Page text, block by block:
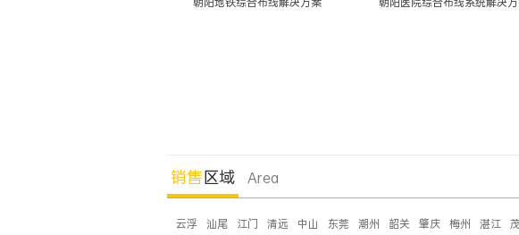
销售区域 Area
云浮 汕尾 江门 清远 中山 东莞 潮州 韶关 肇庆 梅州 湛江